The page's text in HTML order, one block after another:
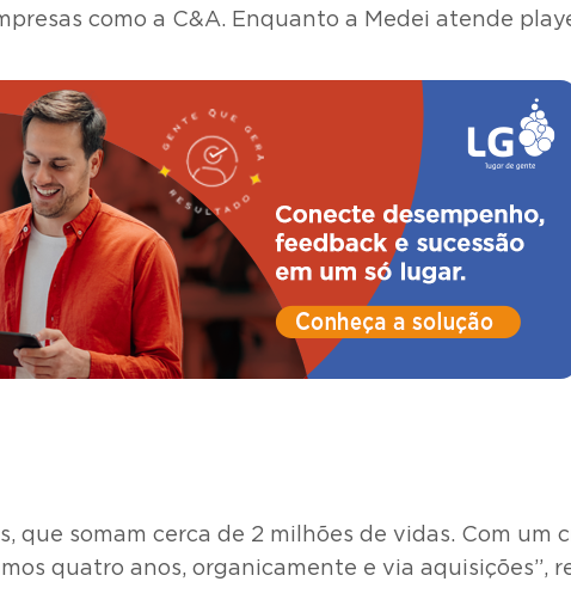
como a C&A. Enquanto a Medei atende
que somam cerca de 2 milhões de vidas. Com
quatro anos, organicamente e via aquisições”,